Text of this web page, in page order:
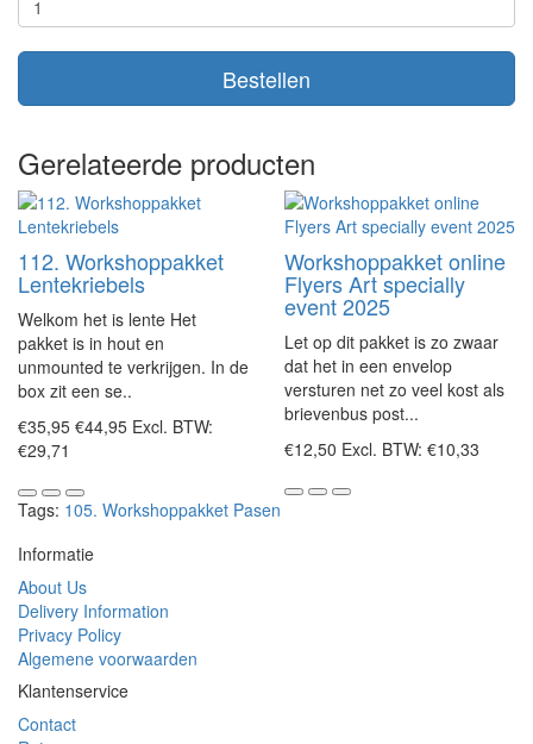
Bestellen
Gerelateerde producten
112. Workshoppakket
Lentekriebels
Welkom het is lente Het
pakket is in hout en
unmounted te verkrijgen. In de
box zit een se..
€35,95 €44,95 Excl. BTW:
€29,71
Workshoppakket online
Flyers Art specially
event 2025
Let op dit pakket is zo zwaar
dat het in een envelop
versturen net zo veel kost als
brievenbus post...
€12,50 Excl. BTW: €10,33
Tags: 105. Workshoppakket Pasen
Informatie
About Us
Delivery Information
Privacy Policy
Algemene voorwaarden
Klantenservice
Contact